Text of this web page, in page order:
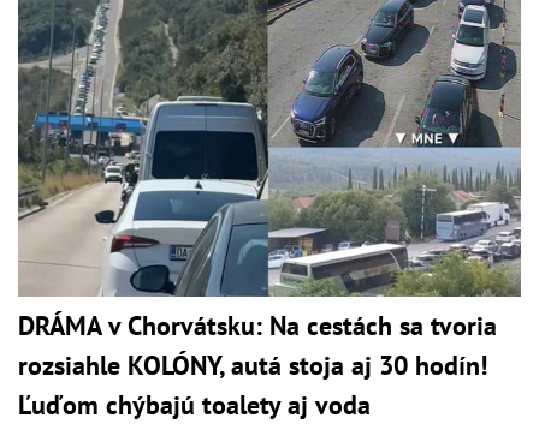
DRÁMA v Chorvátsku: Na cestách sa tvoria
rozsiahle KOLÓNY, autá stoja aj 30 hodín!
Ľuďom chýbajú toalety aj voda